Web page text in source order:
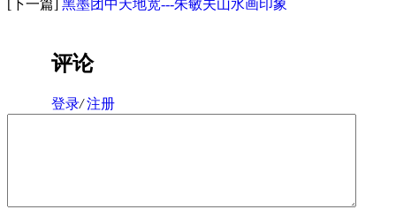
[下一篇] 黑墨团中天地宽---朱敏夫山水画印象
评论
登录/ 注册